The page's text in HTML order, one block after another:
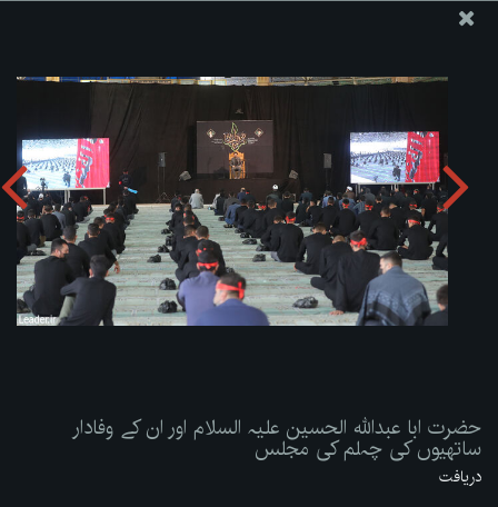
حضرت ابا عبداللہ الحسین علیہ السلام اور ان کے وفادار ساتھیوں
کی چہلم کی مجلس
تصویری البم دریافت کریں:zip
حضرت ابا عبداللہ الحسین علیہ السلام اور ان کے وفادار
ساتھیوں کی چہلم کی مجلس
دریافت